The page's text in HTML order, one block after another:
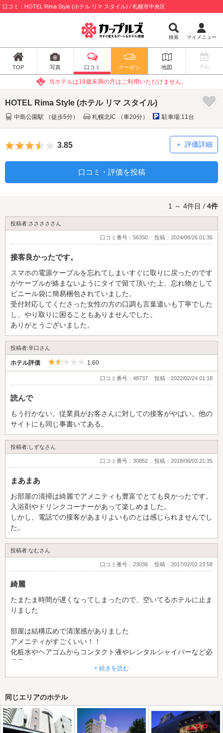
口コミ：HOTEL Rima Style (ホテル リマ スタイル) / 札幌市中央区
検索 マイメニュー
TOP 写真 口コミ クーポン 地図 予約
当ホテルは18歳未満の方はご利用いただけません。
HOTEL Rima Style (ホテル リマ スタイル)
中島公園駅 （徒歩5分） 札幌北IC （車20分） 駐車場:11台
5つ星のうち3.5
3.85 評価詳細
口コミ・評価を投稿
1 ～ 4件目 / 4件
投稿者:さささささん
口コミ番号：56350 投稿：2024/08/26 01:35
接客良かったです。
スマホの電源ケーブルを忘れてしまいすぐに取りに戻ったのです
がケーブルが絡まないようにタイで留て頂いた上、忘れ物として
ビニール袋に簡易梱包されていました。
受付対応してくださった女性の方の口調も言葉遣いも丁寧でした
し、やり取りに困ることもありませんでした。
ありがとうございました。
投稿者:辛口さん
ホテル評価 5つ星のうち1.5
1.60
口コミ番号：48737 投稿：2022/02/24 01:18
読んで
もう行かない。従業員がお客さんに対しての接客がやばい。他の
サイトにも同じ事書いてある。
投稿者:しずなさん
口コミ番号：30852 投稿：2018/06/03 21:35
まあまあ
お部屋の清掃は綺麗でアメニティも豊富でとても良かったです。
入浴剤やドリンクコーナーがあって楽しめました。
しかし、電話での接客があまりよいものとは感じられませんでし
た。
投稿者:なむさん
口コミ番号：23036 投稿：2017/02/02 23:58
綺麗
たまたま時間が遅くなってしまったので、空いてるホテルに止ま
りました
部屋は結構広めで清潔感がありました
アメニティがすごくいい！！
化粧水やヘアゴムからコンタクト液やレンタルシャイバーなど必
需品ばかりでした。
また来ようと思えるホテルでした！
+ 続きを読む
同じエリアのホテル